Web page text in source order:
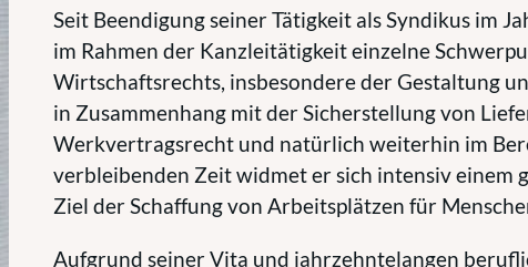
Seit Beendigung seiner Tätigkeit als Syndikus im
im Rahmen der Kanzleitätigkeit einzelne
Wirtschaftsrechts, insbesondere der Gestaltung
in Zusammenhang mit der Sicherstellung von
Werkvertragsrecht und natürlich weiterhin im
verbleibenden Zeit widmet er sich intensiv einem
Ziel der Schaffung von Arbeitsplätzen für
Aufgrund seiner Vita und jahrzehntelangen